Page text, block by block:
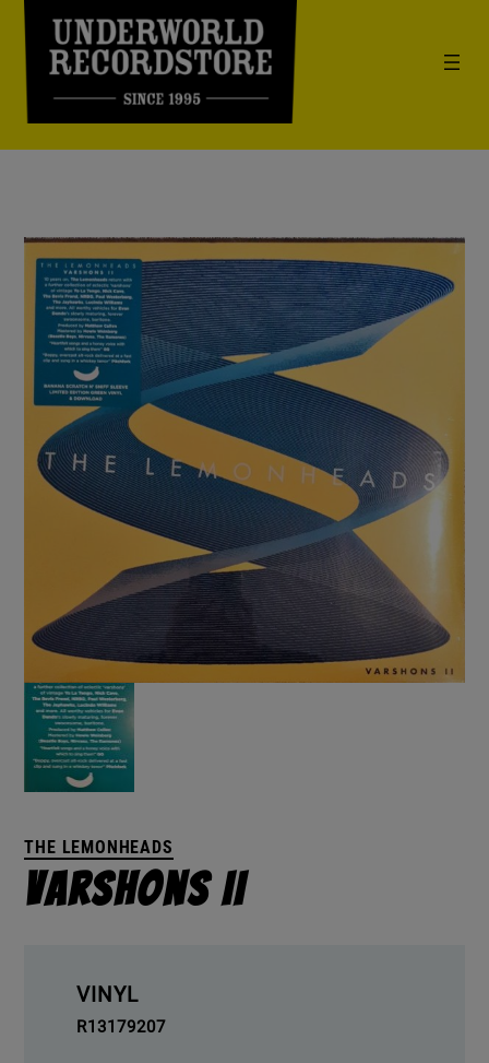
THE LEMONHEADS
Varshons II
VINYL
R13179207